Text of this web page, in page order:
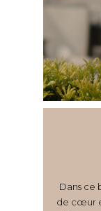
Dans ce
de cœur